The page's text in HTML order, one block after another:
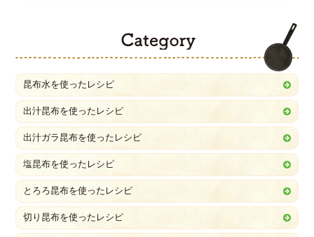
昆布水を使ったレシピ
出汁昆布を使ったレシピ
出汁ガラ昆布を使ったレシピ
塩昆布を使ったレシピ
とろろ昆布を使ったレシピ
切り昆布を使ったレシピ